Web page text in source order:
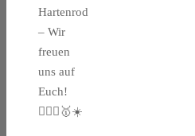
Hartenrod
– Wir
freuen
uns auf
Euch!
🤸🏼‍♀️🥇☀️